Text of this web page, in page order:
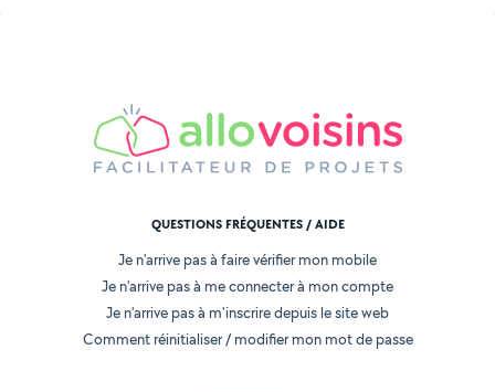
QUESTIONS FRÉQUENTES / AIDE
Je n'arrive pas à faire vérifier mon mobile
Je n'arrive pas à me connecter à mon compte
Je n'arrive pas à m'inscrire depuis le site web
Comment réinitialiser / modifier mon mot de passe